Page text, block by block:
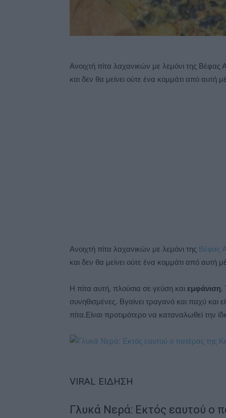
Ανοιχτή πίτα λαχανικών με λεμόνι της Βέφας
και δεν θα μείνει ούτε ένα κομμάτι από αυτή
Ανοιχτή πίτα λαχανικών με λεμόνι της Βέφας
και δεν θα μείνει ούτε ένα κομμάτι από αυτή
Η πίτα αυτή, πλούσια σε γεύση και εμφάνιση.
συνηθισμένες. Βγαίνει τραγανό και παχύ και
πίτα.Είναι προτιμότερο να καταναλωθεί την
VIRAL ΕΙΔΗΣΗ
Γλυκά Νερά: Εκτός εαυτού ο